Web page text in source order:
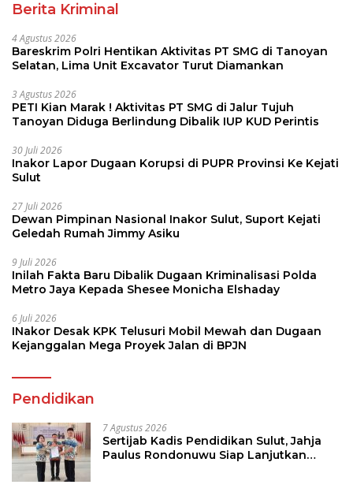
Berita Kriminal
4 Agustus 2026
Bareskrim Polri Hentikan Aktivitas PT SMG di Tanoyan
Selatan, Lima Unit Excavator Turut Diamankan
3 Agustus 2026
PETI Kian Marak ! Aktivitas PT SMG di Jalur Tujuh
Tanoyan Diduga Berlindung Dibalik IUP KUD Perintis
30 Juli 2026
Inakor Lapor Dugaan Korupsi di PUPR Provinsi Ke Kejati
Sulut
27 Juli 2026
Dewan Pimpinan Nasional Inakor Sulut, Suport Kejati
Geledah Rumah Jimmy Asiku
9 Juli 2026
Inilah Fakta Baru Dibalik Dugaan Kriminalisasi Polda
Metro Jaya Kepada Shesee Monicha Elshaday
6 Juli 2026
INakor Desak KPK Telusuri Mobil Mewah dan Dugaan
Kejanggalan Mega Proyek Jalan di BPJN
Pendidikan
7 Agustus 2026
Sertijab Kadis Pendidikan Sulut, Jahja
Paulus Rondonuwu Siap Lanjutkan